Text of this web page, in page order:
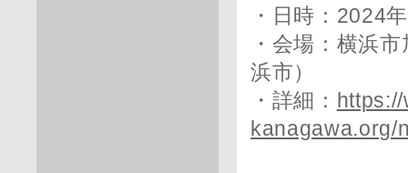
・日時：2024
・会場：横浜
浜市）
・詳細：
kanagawa.org/